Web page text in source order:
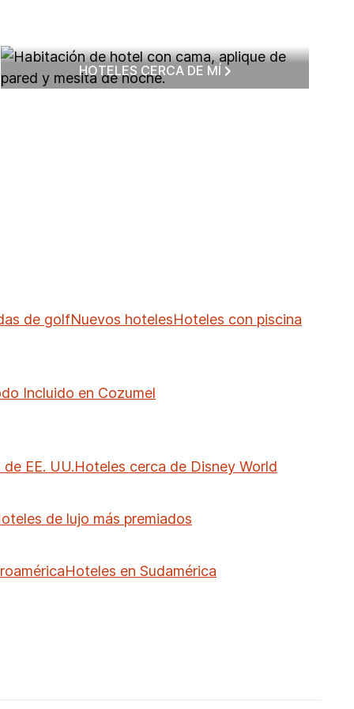
HOTELES CERCA DE MÍ
de golfNuevos hotelesHoteles con piscina
Incluido en Cozumel
EE. UU.Hoteles cerca de Disney World
de lujo más premiados
Hoteles en Sudamérica